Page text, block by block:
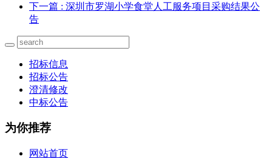
下一篇 : 深圳市罗湖小学食堂人工服务项目采购结果公
告
招标信息
招标公告
澄清修改
中标公告
为你推荐
网站首页